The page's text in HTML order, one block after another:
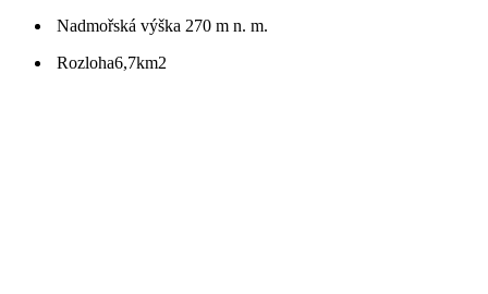
Nadmořská výška 270 m n. m.
Rozloha6,7km2